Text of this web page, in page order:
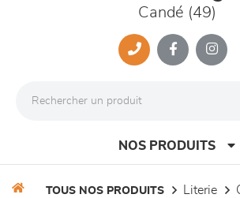
Candé (49)
NOS PRODUITS
TOUS NOS PRODUITS literie